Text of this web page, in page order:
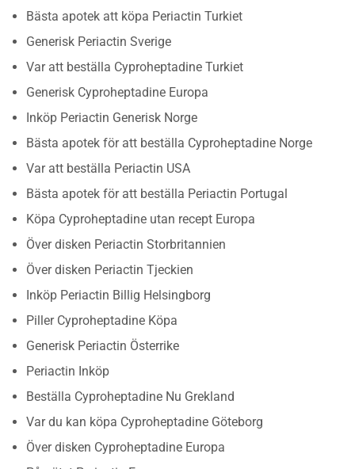
Bästa apotek att köpa Periactin Turkiet
Generisk Periactin Sverige
Var att beställa Cyproheptadine Turkiet
Generisk Cyproheptadine Europa
Inköp Periactin Generisk Norge
Bästa apotek för att beställa Cyproheptadine Norge
Var att beställa Periactin USA
Bästa apotek för att beställa Periactin Portugal
Köpa Cyproheptadine utan recept Europa
Över disken Periactin Storbritannien
Över disken Periactin Tjeckien
Inköp Periactin Billig Helsingborg
Piller Cyproheptadine Köpa
Generisk Periactin Österrike
Periactin Inköp
Beställa Cyproheptadine Nu Grekland
Var du kan köpa Cyproheptadine Göteborg
Över disken Cyproheptadine Europa